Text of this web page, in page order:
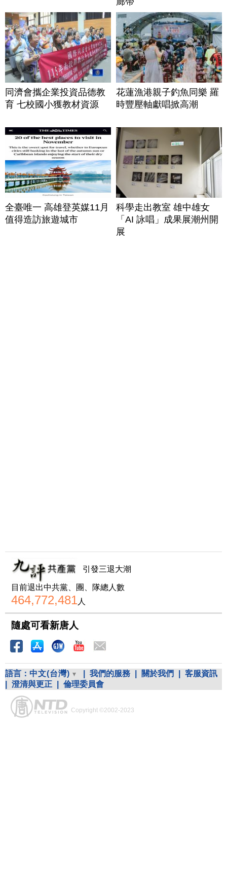
同濟會攜企業投資品德教
育 七校國小獲教材資源
花蓮漁港親子釣魚同樂 羅
時豐壓軸獻唱掀高潮
全臺唯一 高雄登英媒11月
值得造訪旅遊城市
科學走出教室 雄中雄女
「AI 詠唱」成果展潮州開
展
引發三退大潮
目前退出中共黨、團、隊總人數
464,772,481人
隨處可看新唐人
語言： 中文(台灣) 我們的服務 關於我們
客服資訊
澄清與更正 倫理委員會
Copyright ©2002-2023